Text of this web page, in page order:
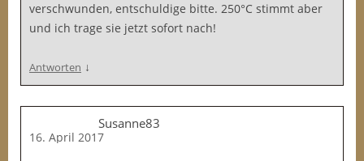
verschwunden, entschuldige bitte. 250°C stimmt aber
und ich trage sie jetzt sofort nach!
Antworten ↓
Susanne83
16. April 2017